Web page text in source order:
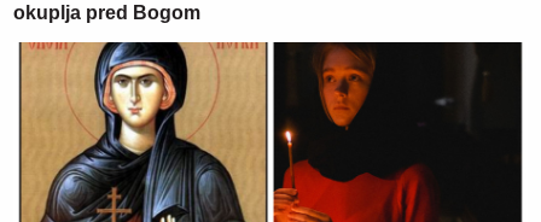
okuplja pred Bogom